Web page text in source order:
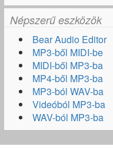
Népszerű eszközök
Bear Audio Editor
MP3-ből MIDI-be
MIDI-ből MP3-ba
MP4-ből MP3-ba
MP3-ból WAV-ba
Videóból MP3-ba
WAV-ból MP3-ba